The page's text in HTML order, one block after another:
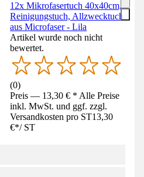
12x Mikrofasertuch 40x40cm,
Reinigungstuch, Allzwecktuch
aus Microfaser - Lila
Artikel wurde noch nicht
bewertet.
(0)
Preis — 13,30 € * Alle Preise
inkl. MwSt. und ggf. zzgl.
Versandkosten pro ST13,30
€*/ ST